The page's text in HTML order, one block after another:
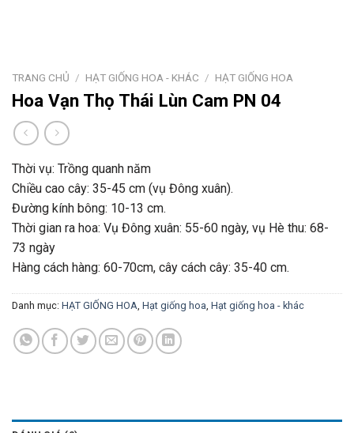
TRANG CHỦ / HẠT GIỐNG HOA - KHÁC / HẠT GIỐNG HOA
Hoa Vạn Thọ Thái Lùn Cam PN 04
Thời vụ: Trồng quanh năm
Chiều cao cây: 35-45 cm (vụ Đông xuân).
Đường kính bông: 10-13 cm.
Thời gian ra hoa: Vụ Đông xuân: 55-60 ngày, vụ Hè thu: 68-
73 ngày
Hàng cách hàng: 60-70cm, cây cách cây: 35-40 cm.
Danh mục: HẠT GIỐNG HOA, Hạt giống hoa, Hạt giống hoa - khác